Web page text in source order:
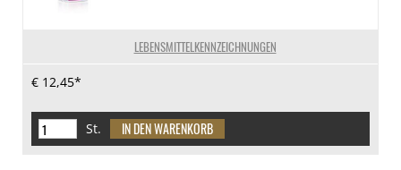
LEBENSMITTELKENNZEICHNUNGEN
€ 12,45*
St.